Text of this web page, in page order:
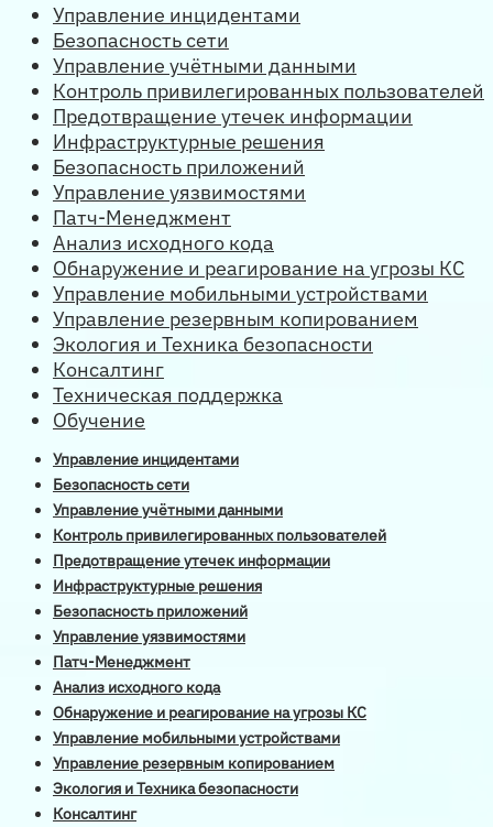
Управление инцидентами
Безопасность сети
Управление учётными данными
Контроль привилегированных пользователей
Предотвращение утечек информации
Инфраструктурные решения
Безопасность приложений
Управление уязвимостями
Патч-Менеджмент
Анализ исходного кода
Обнаружение и реагирование на угрозы КС
Управление мобильными устройствами
Управление резервным копированием
Экология и Техника безопасности
Консалтинг
Техническая поддержка
Обучение
Управление инцидентами
Безопасность сети
Управление учётными данными
Контроль привилегированных пользователей
Предотвращение утечек информации
Инфраструктурные решения
Безопасность приложений
Управление уязвимостями
Патч-Менеджмент
Анализ исходного кода
Обнаружение и реагирование на угрозы КС
Управление мобильными устройствами
Управление резервным копированием
Экология и Техника безопасности
Консалтинг